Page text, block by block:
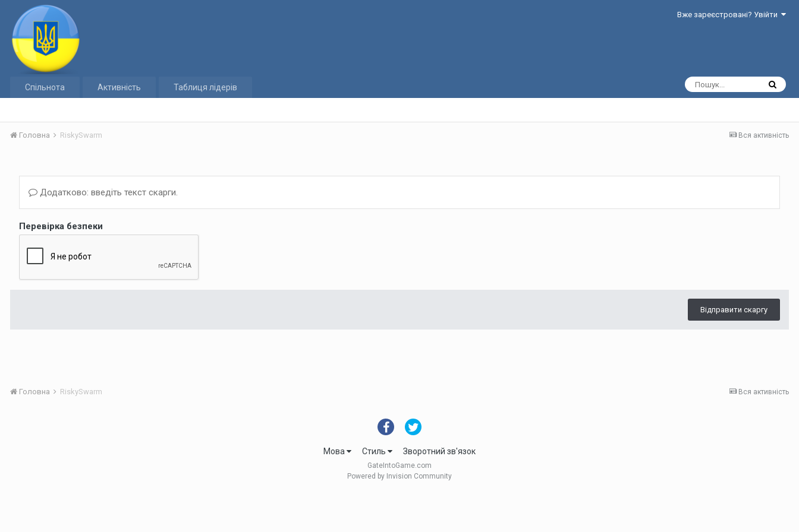
Вже зареєстровані? Увійти
Спільнота Активність Таблиця лідерів
Вся активність
Головна RiskySwarm
Додатково: введіть текст скарги.
Перевірка безпеки
Відправити скаргу
Вся активність
Головна RiskySwarm
Мова Стиль Зворотний зв'язок
GateIntoGame.com
Powered by Invision Community